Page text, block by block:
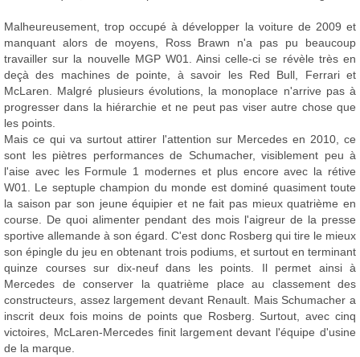
Malheureusement, trop occupé à développer la voiture de 2009 et
manquant alors de moyens, Ross Brawn n'a pas pu beaucoup
travailler sur la nouvelle MGP W01. Ainsi celle-ci se révèle très en
deçà des machines de pointe, à savoir les Red Bull, Ferrari et
McLaren. Malgré plusieurs évolutions, la monoplace n'arrive pas à
progresser dans la hiérarchie et ne peut pas viser autre chose que
les points.
Mais ce qui va surtout attirer l'attention sur Mercedes en 2010, ce
sont les piètres performances de Schumacher, visiblement peu à
l'aise avec les Formule 1 modernes et plus encore avec la rétive
W01. Le septuple champion du monde est dominé quasiment toute
la saison par son jeune équipier et ne fait pas mieux quatrième en
course. De quoi alimenter pendant des mois l'aigreur de la presse
sportive allemande à son égard. C'est donc Rosberg qui tire le mieux
son épingle du jeu en obtenant trois podiums, et surtout en terminant
quinze courses sur dix-neuf dans les points. Il permet ainsi à
Mercedes de conserver la quatrième place au classement des
constructeurs, assez largement devant Renault. Mais Schumacher a
inscrit deux fois moins de points que Rosberg. Surtout, avec cinq
victoires, McLaren-Mercedes finit largement devant l'équipe d'usine
de la marque.